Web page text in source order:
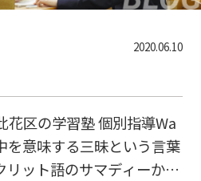
2020.06.10
花区の学習塾 個別指導Wa
意味する三昧という言葉
リット語のサマディーから